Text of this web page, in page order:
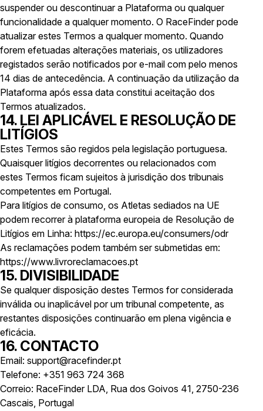
suspender ou descontinuar a Plataforma ou qualquer
funcionalidade a qualquer momento. O RaceFinder pode
atualizar estes Termos a qualquer momento. Quando
forem efetuadas alterações materiais, os utilizadores
registados serão notificados por e-mail com pelo menos
14 dias de antecedência. A continuação da utilização da
Plataforma após essa data constitui aceitação dos
Termos atualizados.
14. LEI APLICÁVEL E RESOLUÇÃO DE
LITÍGIOS
Estes Termos são regidos pela legislação portuguesa.
Quaisquer litígios decorrentes ou relacionados com
estes Termos ficam sujeitos à jurisdição dos tribunais
competentes em Portugal.
Para litígios de consumo, os Atletas sediados na UE
podem recorrer à plataforma europeia de Resolução de
Litígios em Linha: https://ec.europa.eu/consumers/odr
As reclamações podem também ser submetidas em:
https://www.livroreclamacoes.pt
15. DIVISIBILIDADE
Se qualquer disposição destes Termos for considerada
inválida ou inaplicável por um tribunal competente, as
restantes disposições continuarão em plena vigência e
eficácia.
16. CONTACTO
Email: support@racefinder.pt
Telefone: +351 963 724 368
Correio: RaceFinder LDA, Rua dos Goivos 41, 2750-236
Cascais, Portugal